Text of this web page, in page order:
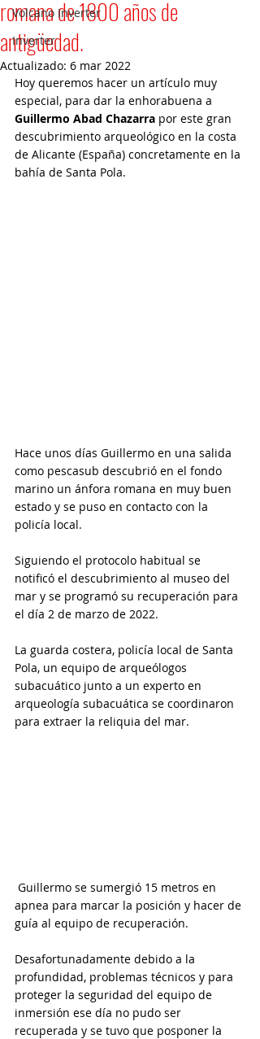
Volcano Inverter
Inverter
romana de 1800 años de
antigüedad.
Actualizado: 6 mar 2022
Hoy queremos hacer un artículo muy
especial, para dar la enhorabuena a
Guillermo Abad Chazarra por este gran
descubrimiento arqueológico en la costa
de Alicante (España) concretamente en la
bahía de Santa Pola.
Hace unos días Guillermo en una salida
como pescasub descubrió en el fondo
marino un ánfora romana en muy buen
estado y se puso en contacto con la
policía local.
Siguiendo el protocolo habitual se
notificó el descubrimiento al museo del
mar y se programó su recuperación para
el día 2 de marzo de 2022.
La guarda costera, policía local de Santa
Pola, un equipo de arqueólogos
subacuático junto a un experto en
arqueología subacuática se coordinaron
para extraer la reliquia del mar.
apnea para marcar la posición y hacer de
guía al equipo de recuperación.
Desafortunadamente debido a la
profundidad, problemas técnicos y para
proteger la seguridad del equipo de
inmersión ese día no pudo ser
recuperada y se tuvo que posponer la